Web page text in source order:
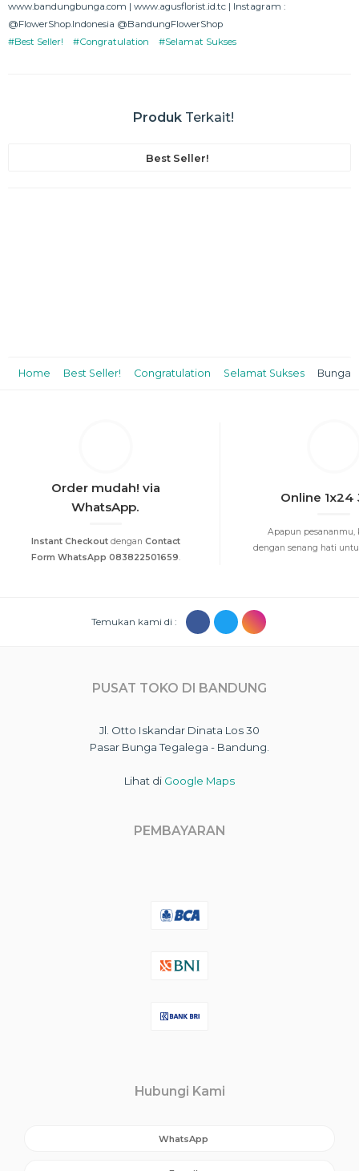
www.bandungbunga.com | www.agusflorist.id.tc | Instagram :
@FlowerShop.Indonesia @BandungFlowerShop
#Best Seller!
#Congratulation #Selamat Sukses
Produk Terkait!
Best Seller!
Home Best Seller! Congratulation Selamat Sukses Bunga
Order mudah! via
WhatsApp.
Instant Checkoutdengan Contact
Form WhatsApp 083822501659.
Online 1x24
Apapun pesananmu,
dengan senang hati
Temukan kami di :
PUSAT TOKO DI BANDUNG
Jl. Otto Iskandar Dinata Los 30
Pasar Bunga Tegalega - Bandung.
Lihat di Google Maps
PEMBAYARAN
Hubungi Kami
WhatsApp